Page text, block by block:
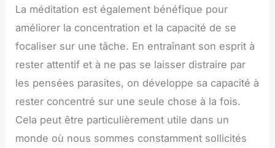
La méditation est également bénéfique pour
améliorer la concentration et la capacité de se
focaliser sur une tâche. En entraînant son esprit à
rester attentif et à ne pas se laisser distraire par
les pensées parasites, on développe sa capacité à
rester concentré sur une seule chose à la fois.
Cela peut être particulièrement utile dans un
monde où nous sommes constamment sollicités